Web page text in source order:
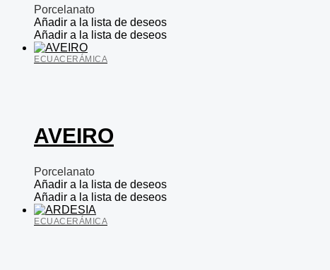
Porcelanato
Añadir a la lista de deseos
Añadir a la lista de deseos
ECUACERÁMICA
AVEIRO
Porcelanato
Añadir a la lista de deseos
Añadir a la lista de deseos
ECUACERÁMICA